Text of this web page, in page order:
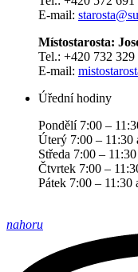
E-mail:
Místostarosta:
Tel.: +420 732 329
E-mail:
Úřední hodiny
Pondělí 7:00 –
Úterý 7:00 – 11:30
Středa 7:00 –
Čtvrtek 7:00 –
Pátek 7:00 – 11:30
nahoru